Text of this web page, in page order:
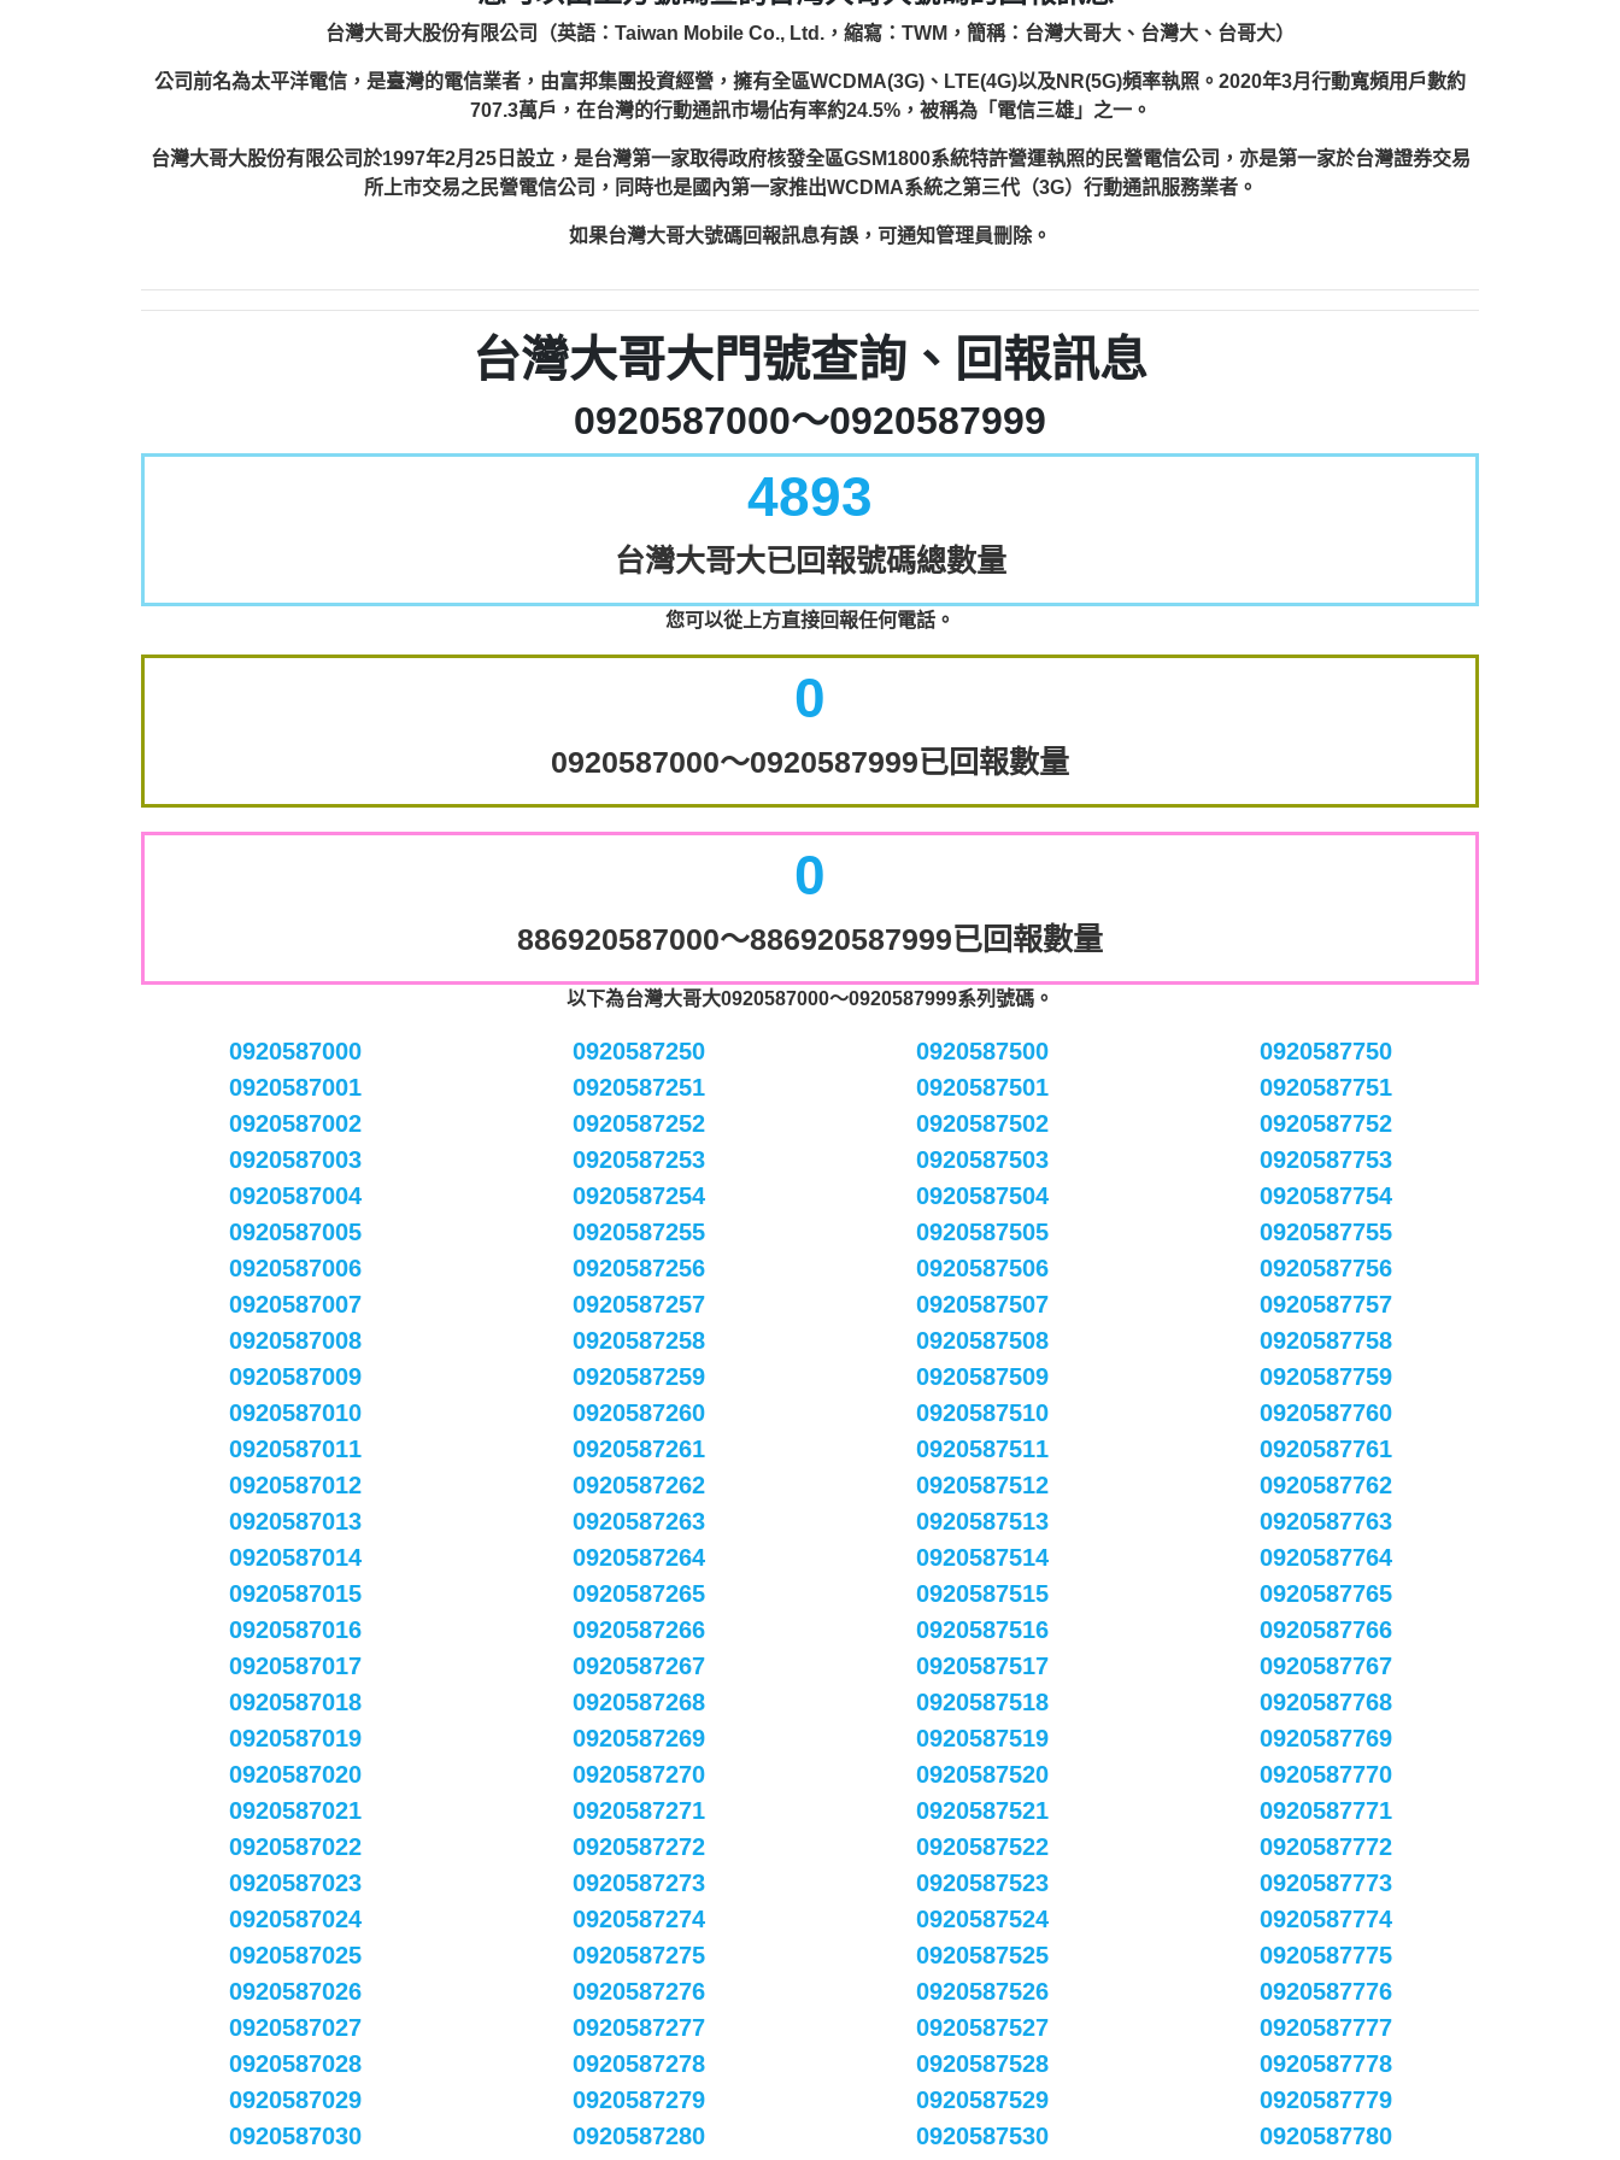
台灣大哥大股份有限公司（英語：Taiwan Mobile Co., Ltd.，縮寫：TWM，簡稱：台灣大哥大、台灣大、台哥大）
公司前名為太平洋電信，是臺灣的電信業者，由富邦集團投資經營，擁有全區WCDMA(3G)、LTE(4G)以及NR(5G)頻率執照。2020年3月行動寬頻用戶數約
707.3萬戶，在台灣的行動通訊市場佔有率約24.5%，被稱為「電信三雄」之一。
台灣大哥大股份有限公司於1997年2月25日設立，是台灣第一家取得政府核發全區GSM1800系統特許營運執照的民營電信公司，亦是第一家於台灣證券交易
所上市交易之民營電信公司，同時也是國內第一家推出WCDMA系統之第三代（3G）行動通訊服務業者。
如果台灣大哥大號碼回報訊息有誤，可通知管理員刪除。
台灣大哥大門號查詢、回報訊息
0920587000～0920587999
4893
台灣大哥大已回報號碼總數量
您可以從上方直接回報任何電話。
0
0920587000～0920587999已回報數量
0
886920587000～886920587999已回報數量
以下為台灣大哥大0920587000～0920587999系列號碼。
0920587000
0920587001
0920587002
0920587003
0920587004
0920587005
0920587006
0920587007
0920587008
0920587009
0920587010
0920587011
0920587012
0920587013
0920587014
0920587015
0920587016
0920587017
0920587018
0920587019
0920587020
0920587021
0920587022
0920587023
0920587024
0920587025
0920587026
0920587027
0920587028
0920587029
0920587030
0920587250
0920587251
0920587252
0920587253
0920587254
0920587255
0920587256
0920587257
0920587258
0920587259
0920587260
0920587261
0920587262
0920587263
0920587264
0920587265
0920587266
0920587267
0920587268
0920587269
0920587270
0920587271
0920587272
0920587273
0920587274
0920587275
0920587276
0920587277
0920587278
0920587279
0920587280
0920587500
0920587501
0920587502
0920587503
0920587504
0920587505
0920587506
0920587507
0920587508
0920587509
0920587510
0920587511
0920587512
0920587513
0920587514
0920587515
0920587516
0920587517
0920587518
0920587519
0920587520
0920587521
0920587522
0920587523
0920587524
0920587525
0920587526
0920587527
0920587528
0920587529
0920587530
0920587750
0920587751
0920587752
0920587753
0920587754
0920587755
0920587756
0920587757
0920587758
0920587759
0920587760
0920587761
0920587762
0920587763
0920587764
0920587765
0920587766
0920587767
0920587768
0920587769
0920587770
0920587771
0920587772
0920587773
0920587774
0920587775
0920587776
0920587777
0920587778
0920587779
0920587780